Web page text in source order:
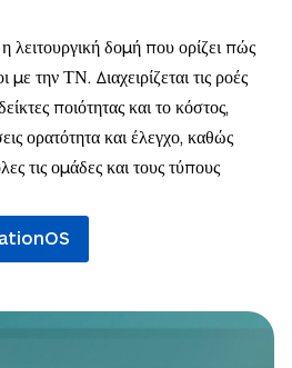
δομή που ορίζει πώς
με την ΤΝ. Διαχειρίζεται τις ροές
ποιότητας και το κόστος,
ορατότητα και έλεγχο, καθώς
τις ομάδες και τους τύπους